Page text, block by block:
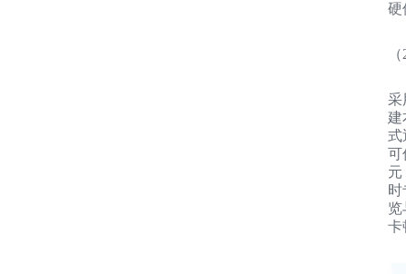
硬
采
建
式
可
元
时
览
卡